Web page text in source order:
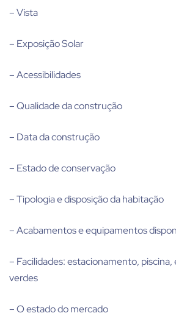
– Vista
– Exposição Solar
– Acessibilidades
– Qualidade da construção
– Data da construção
– Estado de conservação
– Tipologia e disposição da habitação
– Acabamentos e equipamentos
– Facilidades: estacionamento, piscina,
verdes
– O estado do mercado